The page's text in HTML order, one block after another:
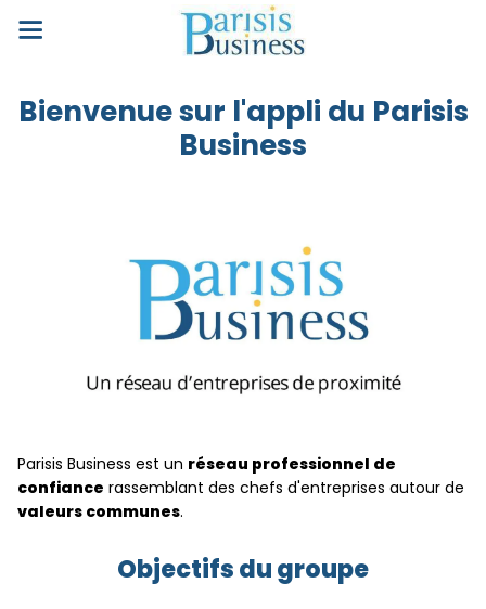
Bienvenue sur l'appli du Parisis
Business
Parisis Business est un réseau professionnel de
confiance rassemblant des chefs d'entreprises autour de
valeurs communes.
Objectifs du groupe